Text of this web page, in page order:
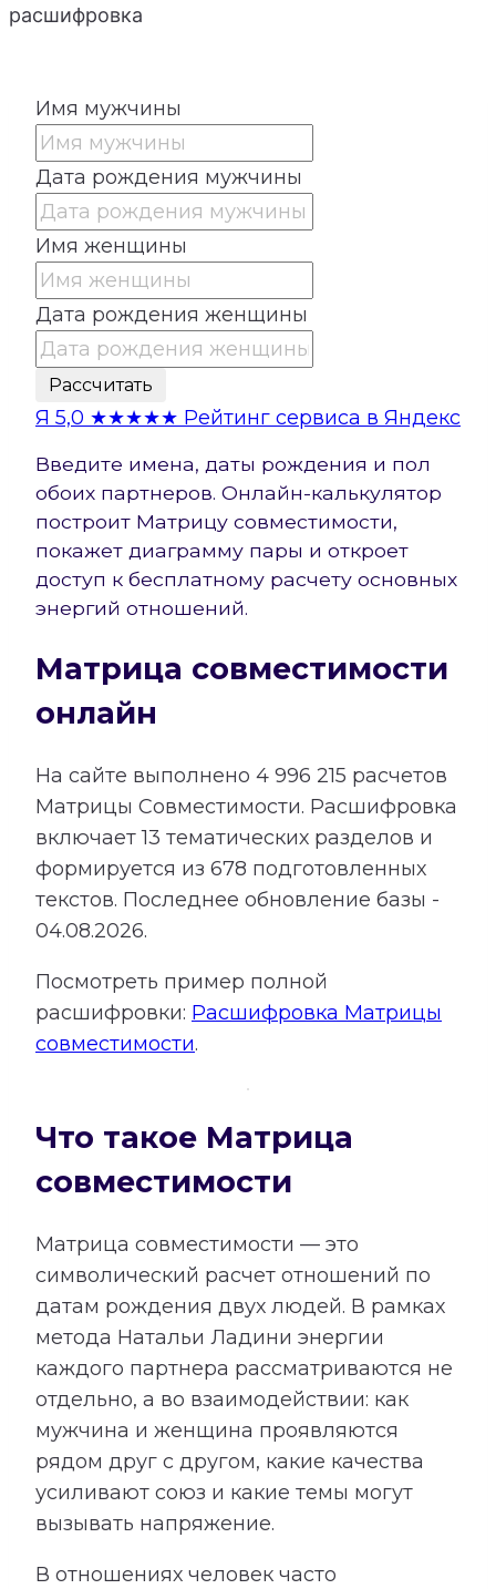
расшифровка
Имя мужчины
Дата рождения мужчины
Имя женщины
Дата рождения женщины
Рассчитать
Я 5,0 ★★★★★ Рейтинг сервиса в Яндекс
Введите имена, даты рождения и пол
обоих партнеров. Онлайн-калькулятор
построит Матрицу совместимости,
покажет диаграмму пары и откроет
доступ к бесплатному расчету основных
энергий отношений.
Матрица совместимости
онлайн
На сайте выполнено 4 996 215 расчетов
Матрицы Совместимости. Расшифровка
включает13 тематических разделов и
формируется из 678 подготовленных
текстов. Последнее обновление базы -
04.08.2026.
Посмотреть пример полной
расшифровки: Расшифровка Матрицы
совместимости.
Что такое Матрица
совместимости
Матрица совместимости — это
символический расчет отношений по
датам рождения двух людей. В рамках
метода Натальи Ладини энергии
каждого партнера рассматриваются не
отдельно, а во взаимодействии: как
мужчина и женщина проявляются
рядом друг с другом, какие качества
усиливают союз и какие темы могут
вызывать напряжение.
В отношениях человек часто